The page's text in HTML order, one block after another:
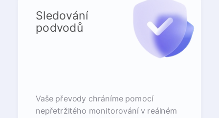
Sledování
podvodů
Vaše převody chráníme pomocí
nepřetržitého monitorování v reálném